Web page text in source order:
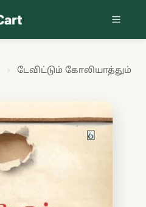
டேவிட்டும் கோலியாத்தும்